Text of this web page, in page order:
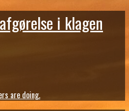
i klagen
are doing.